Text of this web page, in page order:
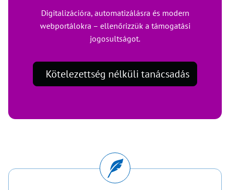
Digitalizációra, automatizálásra és modern
webportálokra – ellenőrizzük a támogatási
jogosultságot.
Kötelezettség nélküli tanácsadás